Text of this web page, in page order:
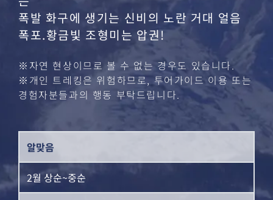
폭발 화구에 생기는 신비의 노란 거대 얼음
폭포.황금빛 조형미는 압권!
※자연 현상이므로 볼 수 없는 경우도 있습니다.
※개인 트레킹은 위험하므로, 투어가이드 이용 또는
경험자분들과의 행동 부탁드립니다.
알맞음
2월 상순~중순